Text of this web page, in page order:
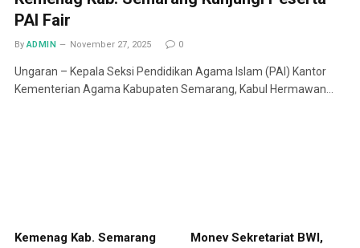
PAI Fair
By ADMIN November 27, 2025 0
Ungaran – Kepala Seksi Pendidikan Agama Islam (PAI) Kantor
Kementerian Agama Kabupaten Semarang, Kabul Hermawan…
Kemenag Kab. Semarang
Monev Sekretariat BWI,